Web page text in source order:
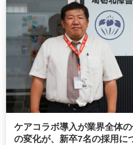
ケアコラボ導入が業界全体
の変化が、新卒7名の採用に